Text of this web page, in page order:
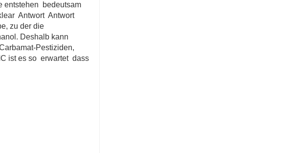
entstehen bedeutsam
Antwort Antwort
zu der die
Deshalb kann
Pestiziden,
ist es so erwartet dass